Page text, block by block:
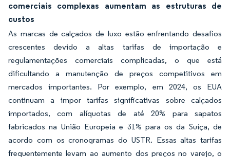
comerciais complexas aumentam as estruturas de
custos
As marcas de calçados de luxo estão enfrentando desafios
crescentes devido a altas tarifas de importação e
regulamentações comerciais complicadas, o que está
dificultando a manutenção de preços competitivos em
mercados importantes. Por exemplo, em 2024, os EUA
continuam a impor tarifas significativas sobre calçados
importados, com alíquotas de até 20% para sapatos
fabricados na União Europeia e 31% para os da Suíça, de
acordo com os cronogramas do USTR. Essas altas tarifas
frequentemente levam ao aumento dos preços no varejo, o